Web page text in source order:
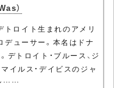
）
ロイト生まれのアメリ
ューサー。本名はドナ
デトロイト・ブルース、ジ
イルス・デイビスのジャ
……